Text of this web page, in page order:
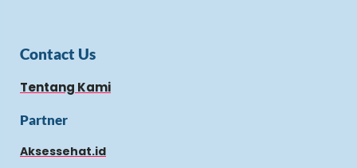
Contact Us
Tentang Kami
Partner
Aksessehat.id